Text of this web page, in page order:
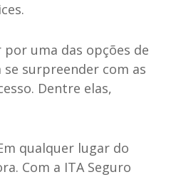
uma das opções de
se surpreender com as
Dentre elas,
qualquer lugar do
Com a ITA Seguro